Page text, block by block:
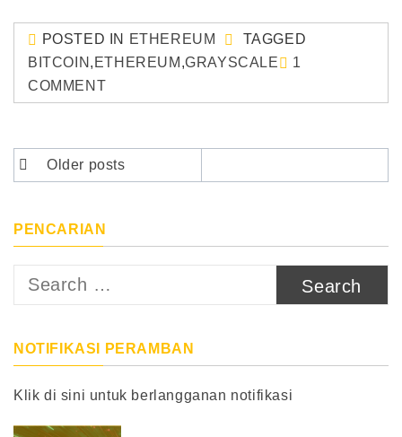
POSTED IN ETHEREUM
TAGGED
BITCOIN , ETHEREUM ,GRAYSCALE
1
COMMENT
Posts
navigation
Older posts
PENCARIAN
Search
NOTIFIKASI PERAMBAN
Klik di sini untuk berlangganan notifikasi